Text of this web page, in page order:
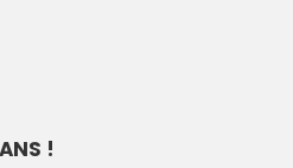
!